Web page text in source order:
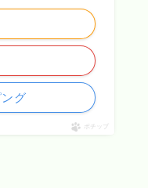
グ
ポチップ